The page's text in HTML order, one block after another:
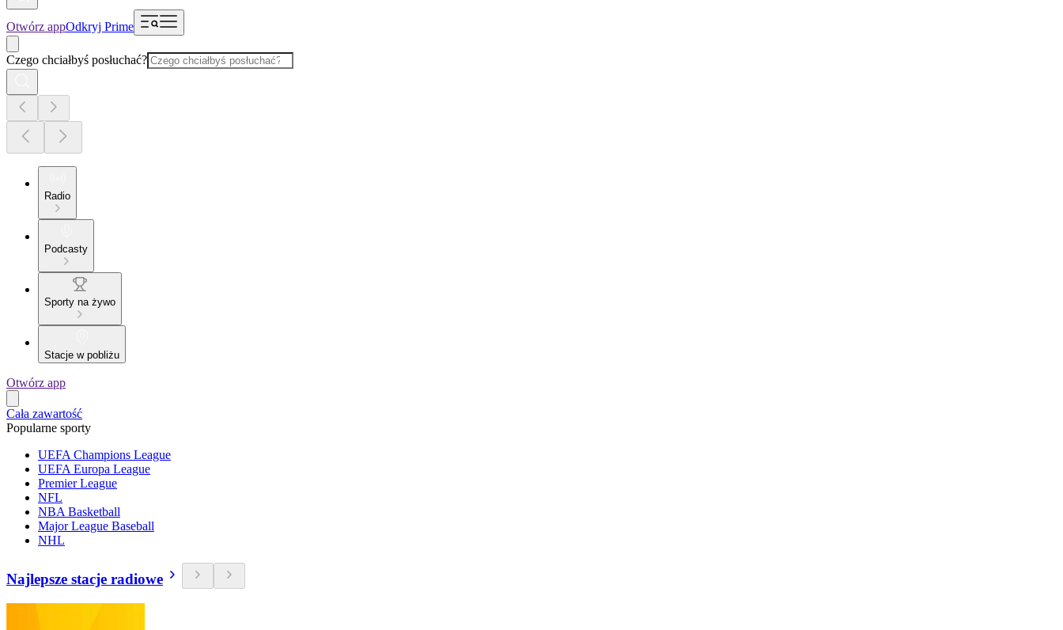
Otwórz appOdkryj Prime
Czego chciałbyś posłuchać?
Radio
Podcasty
Sporty na żywo
Stacje w pobliżu
Otwórz app
Cała zawartość
Popularne sporty
UEFA Champions League
UEFA Europa League
Premier League
NFL
NBA Basketball
Major League Baseball
NHL
Najlepsze stacje radiowe